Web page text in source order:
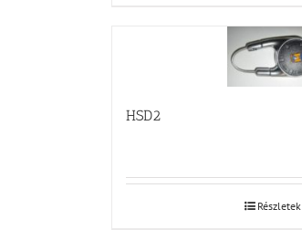
HSD2
Részletek